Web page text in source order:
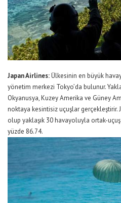
Japan Airlines:Ülkesinin en büyük
yönetim merkezi Tokyo’da bulunur.
Okyanusya, Kuzey Amerika ve Güney
noktaya kesintisiz uçuşlar gerçekleştirir.
olup yaklaşık 30 havayoluyla ortak-uçuş
yüzde 86.74.